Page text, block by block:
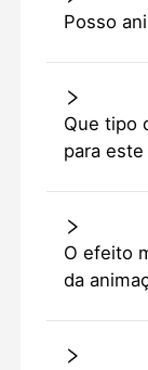
Posso
Que tipo
para
O efeito
da